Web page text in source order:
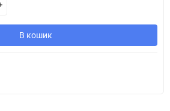
В кошик